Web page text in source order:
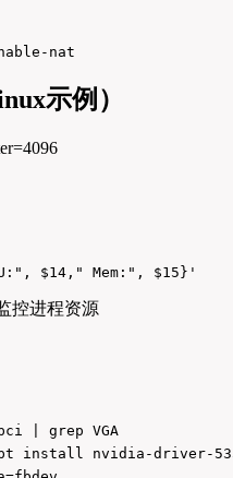
nat
示例）
$14," Mem:", $15}'
控进程资源
| grep VGA
install nvidia-driver-